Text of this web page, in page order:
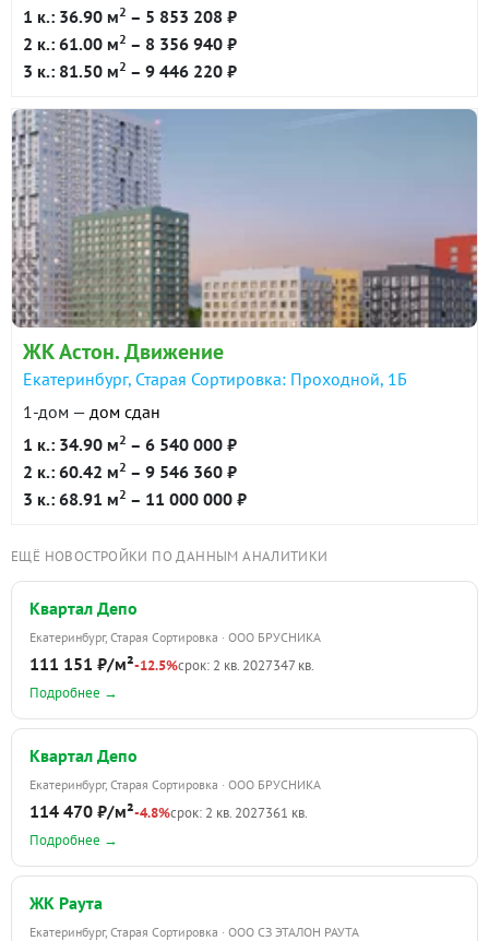
1 к.: 36.90 м2 – 5 853 208 ₽
2 к.: 61.00 м2 – 8 356 940 ₽
3 к.: 81.50 м2 – 9 446 220 ₽
ЖК Астон. Движение
Екатеринбург, Старая Сортировка: Проходной, 1Б
1-дом — дом сдан
1 к.: 34.90 м2 – 6 540 000 ₽
2 к.: 60.42 м2 – 9 546 360 ₽
3 к.: 68.91 м2 – 11 000 000 ₽
ЕЩЁ НОВОСТРОЙКИ ПО ДАННЫМ АНАЛИТИКИ
Квартал Депо
Екатеринбург, Старая Сортировка · ООО БРУСНИКА
111 151 ₽/м²-12.5%срок: 2 кв. 2027347 кв.
Подробнее →
Квартал Депо
Екатеринбург, Старая Сортировка · ООО БРУСНИКА
114 470 ₽/м²-4.8%срок: 2 кв. 2027361 кв.
Подробнее →
ЖК Раута
Екатеринбург, Старая Сортировка · ООО СЗ ЭТАЛОН РАУТА